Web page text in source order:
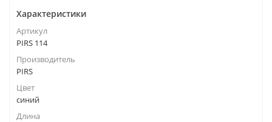
Характеристики
Артикул
PIRS 114
Производитель
PIRS
Цвет
синий
Длина